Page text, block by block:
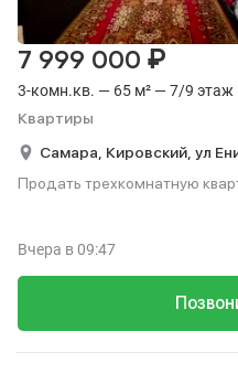
3-комн.кв. — 65 м² — 7/9 этаж
Квартиры
7 999 000 ₽
Самара, Кировский, ул
Продать трехкомнатную
Вчера в 09:47